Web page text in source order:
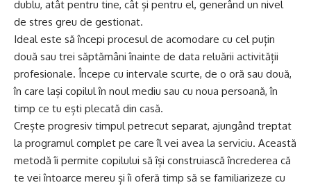
dublu, atât pentru tine, cât și pentru el, generând un nivel
de stres greu de gestionat.
Ideal este să începi procesul de acomodare cu cel puțin
două sau trei săptămâni înainte de data reluării activității
profesionale. Începe cu intervale scurte, de o oră sau două,
în care lași copilul în noul mediu sau cu noua persoană, în
timp ce tu ești plecată din casă.
Crește progresiv timpul petrecut separat, ajungând treptat
la programul complet pe care îl vei avea la serviciu. Această
metodă îi permite copilului să își construiască încrederea că
te vei întoarce mereu și îi oferă timp să se familiarizeze cu